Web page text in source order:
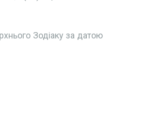
Зодіаку за датою